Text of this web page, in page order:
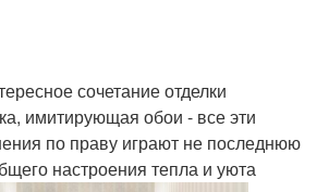
сочетание отделки
имитирующая обои - все эти
по праву играют не последнюю
настроения тепла и уюта